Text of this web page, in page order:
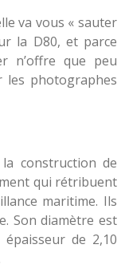
va vous « sauter
la D80, et parce
n’offre que peu
les photographes
construction de
qui rétribuent
maritime. Ils
Son diamètre est
de 2,10